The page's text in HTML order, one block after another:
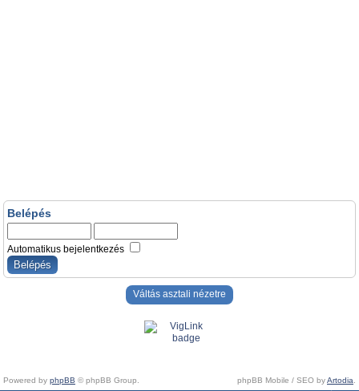
Belépés
Automatikus bejelentkezés
Váltás asztali nézetre
Powered by phpBB © phpBB Group. phpBB Mobile / SEO byArtodia.